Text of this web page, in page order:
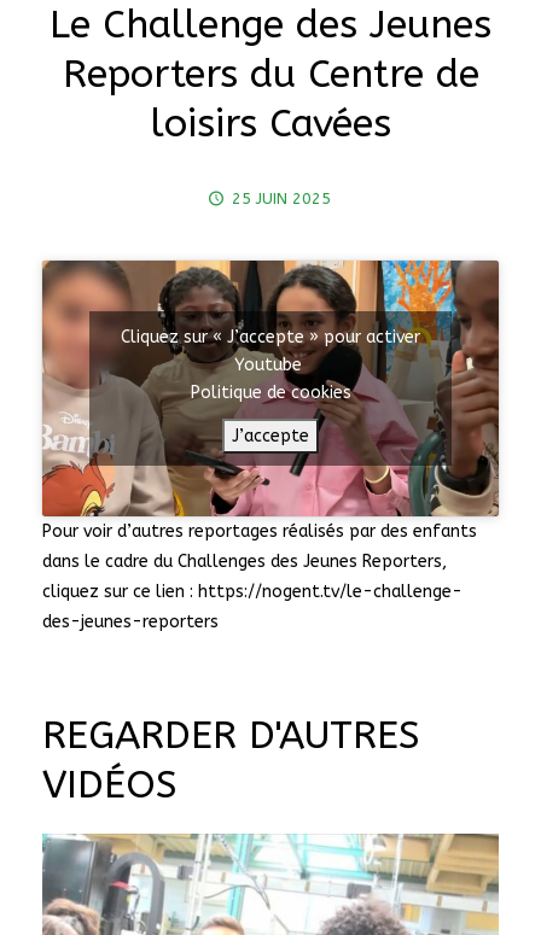
Le Challenge des Jeunes
Reporters du Centre de
loisirs Cavées
25 JUIN 2025
Cliquez sur « J’accepte » pour activer
Youtube
Politique de cookies
J’accepte
Pour voir d’autres reportages réalisés par des enfants
dans le cadre du Challenges des Jeunes Reporters,
cliquez sur ce lien : https://nogent.tv/le-challenge-
des-jeunes-reporters
REGARDER D'AUTRES
VIDÉOS